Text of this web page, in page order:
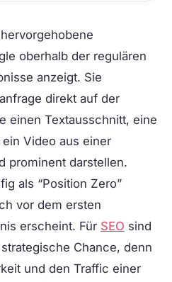
oberhalb der regulären
anzeigt. Sie
direkt auf der
einen Textausschnitt, eine
Video aus einer
prominent darstellen.
als “Position Zero”
vor dem ersten
erscheint. Für SEO sind
Chance, denn
und den Traffic einer